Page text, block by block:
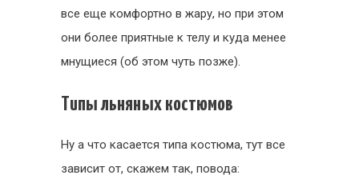
все еще комфортно в жару, но при этом
они более приятные к телу и куда менее
мнущиеся (об этом чуть позже).
Типы льняных костюмов
Ну а что касается типа костюма, тут все
зависит от, скажем так, повода: